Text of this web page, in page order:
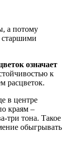
а потому
старшими
означает
к
расцветок.
в центре
краям –
три тона. Такое
обыгрывать